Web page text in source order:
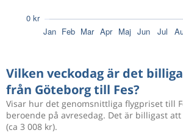
Vilken veckodag är det
från Göteborg till Fes?
Visar hur det genomsnittliga flygpriset till
beroende på avresedag. Det är billigast
(ca 3 008 kr).